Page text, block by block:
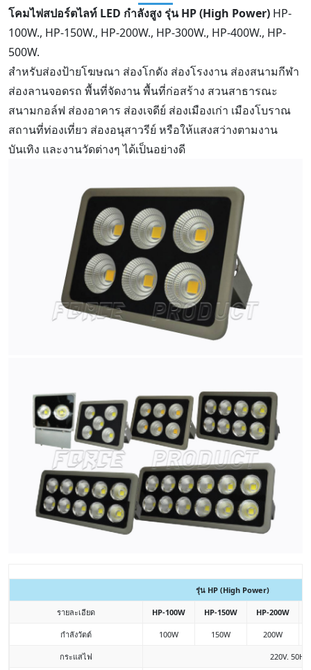
โคมไฟสปอร์ตไลท์ LED กำลังสูง รุ่น HP (High Power) HP-
100W., HP-150W., HP-200W., HP-300W., HP-400W., HP-
500W.
สำหรับส่องป้ายโฆษณา ส่องโกดัง ส่องโรงงาน ส่องสนามกีฬา
ส่องลานจอดรถ พื้นที่จัดงาน พื้นที่ก่อสร้าง สวนสาธารณะ
สนามกอล์ฟ ส่องอาคาร ส่องเจดีย์ ส่องเมืองเก่า เมืองโบราณ
สถานที่ท่องเที่ยว ส่องอนุสาวรีย์ หรือให้แสงสว่างตามงาน
บันเทิง และงานวัดต่างๆ ได้เป็นอย่างดี
รุ่น HP (High Power)
รายละเอียด HP-100W HP-150W HP-200W
กำลังวัตต์ 100W 150W 200W
กระแสไฟ 220V.